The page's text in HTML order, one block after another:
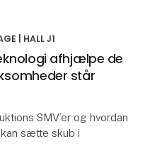
| HALL J1
afhjælpe de
står
SMV’er og hvordan
sætte skub i